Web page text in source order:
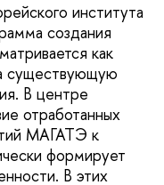
института
создания
как
существующую
В центре
отработанных
МАГАТЭ к
формирует
В этих